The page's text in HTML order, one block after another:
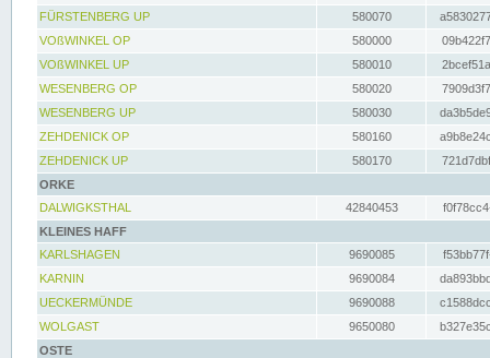
FÜRSTENBERG UP
580070
VOßWINKEL OP
580000
VOßWINKEL UP
580010
WESENBERG OP
580020
WESENBERG UP
580030
ZEHDENICK OP
580160
ZEHDENICK UP
580170
ORKE
DALWIGKSTHAL
42840453
KLEINES HAFF
KARLSHAGEN
9690085
KARNIN
9690084
UECKERMÜNDE
9690088
WOLGAST
9650080
OSTE